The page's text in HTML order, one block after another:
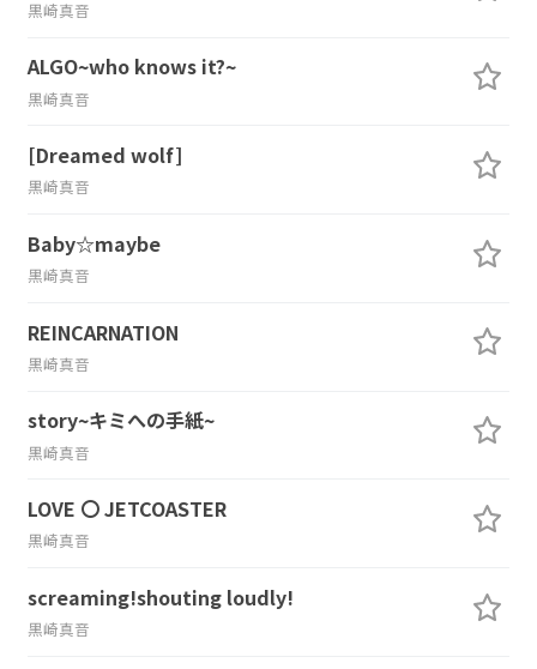
黒崎真音
ALGO~who knows it?~
黒崎真音
[Dreamed wolf]
黒崎真音
Baby☆maybe
黒崎真音
REINCARNATION
黒崎真音
story~キミへの手紙~
黒崎真音
LOVE 〇 JETCOASTER
黒崎真音
screaming!shouting loudly!
黒崎真音